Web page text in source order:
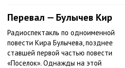
Перевал — Булычев Кир
Радиоспектакль по одноименной
повести Кира Булычева, позднее
ставшей первой частью повести
«Поселок». Однажды на этой